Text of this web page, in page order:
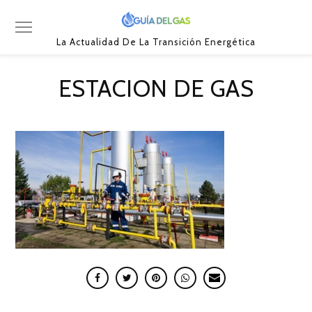
La Actualidad De La Transición Energética
ESTACION DE GAS